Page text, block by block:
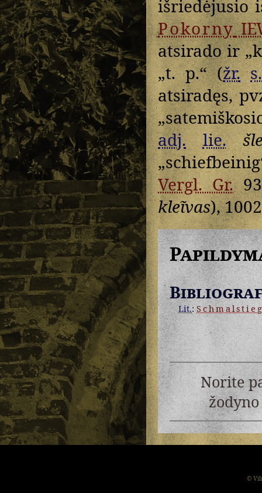
išriedėjusio
Pokorny
atsirado ir
„t. p.“ (žr.
atsiradęs,
adj.
lie.
Vergl. Gr.
kleĩvas),
Lit.:
Norite
©